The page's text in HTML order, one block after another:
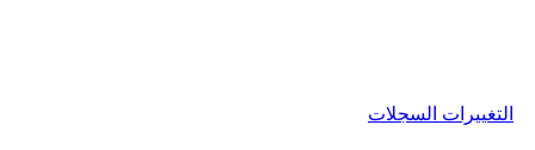
التغييرات السجلات